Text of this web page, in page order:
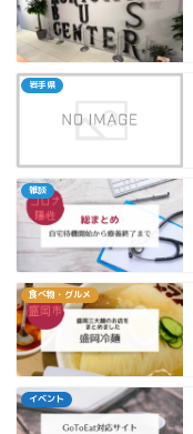
岩手県
雑談
食べ物・グルメ
イベント